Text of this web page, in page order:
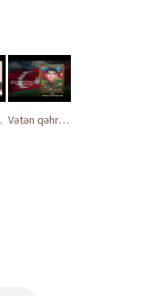
keçirdi Vətən qəhrəmanları ilə ucalır